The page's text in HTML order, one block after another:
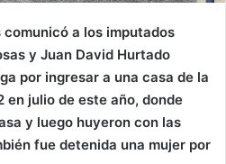
a los imputados
y Juan David Hurtado
por ingresar a una casa de la
en julio de este año, donde
y luego huyeron con las
fue detenida una mujer por